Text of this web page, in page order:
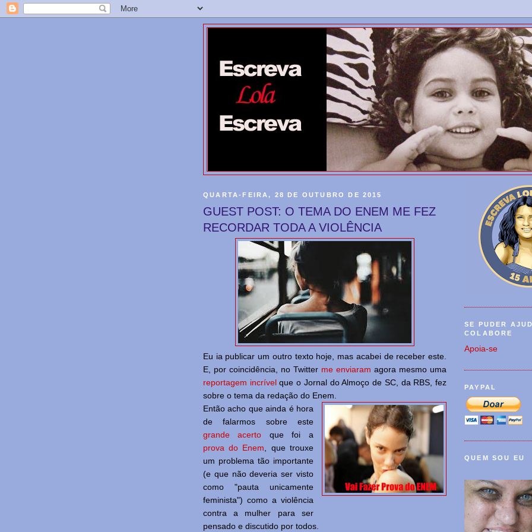
QUARTA-FEIRA, 28 DE OUTUBRO DE 2015
GUEST POST: O TEMA DO ENEM ME FEZ
RECORDAR TODA A VIOLÊNCIA
Eu ia publicar um outro texto hoje, mas acabei de receber este.
E, por coincidência, no Twitter me enviaram agora mesmo uma
reportagem incrívelque o Jornal do Almoço de SC, da RBS, fez
sobre o tema da redação do Enem.
Então acho que ainda é hora
de falarmos sobre este
grande acerto que foi a
prova do Enem, que trouxe
um problema tão importante
(e que não deveria ser visto
como "pauta unicamente
feminista") como a violência
contra a mulher para ser
pensado e discutido por todos.
SE PUDER
COLABORE
Apoia-se
PAYPAL
QUEM SOU EU